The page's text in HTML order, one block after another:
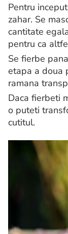
Pentru
zahar. Se
cantitate
pentru ca
Se fierbe
etapa a doua
ramana
Daca fierbeti
o puteti
cutitul.